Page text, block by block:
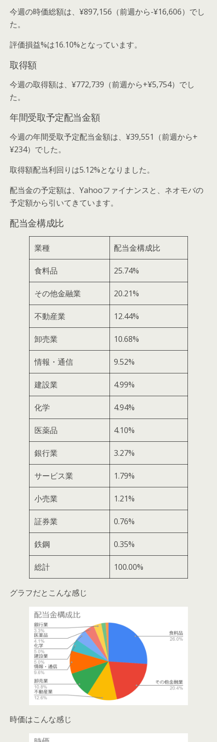
今週の時価総額は、¥897,156（前週から-¥16,606）でし
た。
評価損益%は16.10%となっています。
取得額
今週の取得額は、¥772,739（前週から+¥5,754）でし
た。
年間受取予定配当金額
今週の年間受取予定配当金額は、¥39,551（前週から+
¥234）でした。
取得額配当利回りは5.12%となりました。
配当金の予定額は、Yahooファイナンスと、ネオモバの
予定額から引いてきています。
配当金構成比
業種 配当金構成比
食料品 25.74%
その他金融業 20.21%
不動産業 12.44%
卸売業 10.68%
情報・通信 9.52%
建設業 4.99%
化学 4.94%
医薬品 4.10%
銀行業 3.27%
サービス業 1.79%
小売業 1.21%
証券業 0.76%
鉄鋼 0.35%
総計 100.00%
グラフだとこんな感じ
時価はこんな感じ